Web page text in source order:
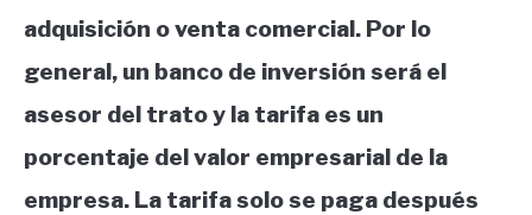
adquisición o venta comercial. Por lo
general, un banco de inversión será el
asesor del trato y la tarifa es un
porcentaje del valor empresarial de la
empresa. La tarifa solo se paga después